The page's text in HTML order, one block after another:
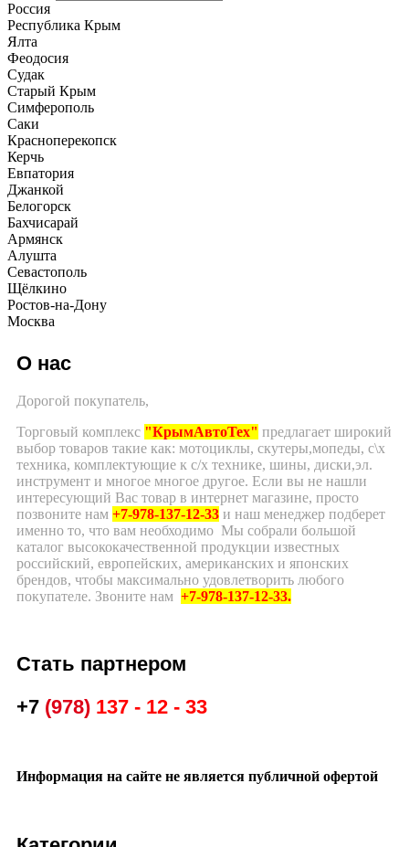
Россия
Республика Крым
Ялта
Феодосия
Судак
Старый Крым
Симферополь
Саки
Красноперекопск
Керчь
Евпатория
Джанкой
Белогорск
Бахчисарай
Армянск
Алушта
Севастополь
Щёлкино
Ростов-на-Дону
Москва
О нас
Дорогой покупатель,
Торговый комплекс "КрымАвтоТех" предлагает широкий
выбор товаров такие как: мотоциклы, скутеры,мопеды, с\х
техника, комплектующие к с/х технике, шины, диски,эл.
инструмент и многое многое другое. Если вы не нашли
интересующий Вас товар в интернет магазине, просто
позвоните нам +7-978-137-12-33 и наш менеджер подберет
именно то, что вам необходимо Мы собрали большой
каталог высококачественной продукции известных
российский, европейских, американских и японских
брендов, чтобы максимально удовлетворить любого
покупателе. Звоните нам +7-978-137-12-33.
Стать партнером
+7 (978) 137 - 12 - 33
Информация на сайте не является публичной офертой